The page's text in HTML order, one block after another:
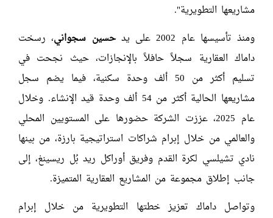
مشاريعها التطويرية".
ومنذ تأسيسها عام 2002 على يد
حسين سجواني، رسخت
داماك العقارية سجلاً حافلاً بالإنجازات، حيث نجحت في
تسليم أكثر من 50 ألف وحدة سكنية، فيما يضم سجل
مشاريعها الحالية أكثر من 54 ألف وحدة قيد الإنشاء. وخلال
عام 2025، عززت الشركة حضورها على المستويين المحلي
والعالمي من خلال إبرام شراكات استراتيجية بارزة، من بينها
نادي تشيلسي لكرة القدم وفريق أوراكل ريد بُل ريسينغ، إلى
جانب إطلاق مجموعة من المشاريع العقارية المتميزة.
وتواصل داماك تعزيز خطتها التطويرية من خلال إبرام